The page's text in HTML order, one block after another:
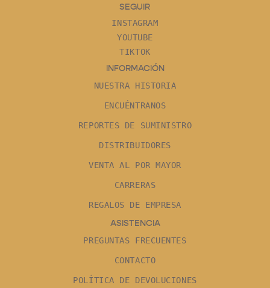
SEGUIR
INSTAGRAM
YOUTUBE
TIKTOK
INFORMACIÓN
NUESTRA HISTORIA
ENCUÉNTRANOS
REPORTES DE SUMINISTRO
DISTRIBUIDORES
VENTA AL POR MAYOR
CARRERAS
REGALOS DE EMPRESA
ASISTENCIA
PREGUNTAS FRECUENTES
CONTACTO
POLÍTICA DE DEVOLUCIONES